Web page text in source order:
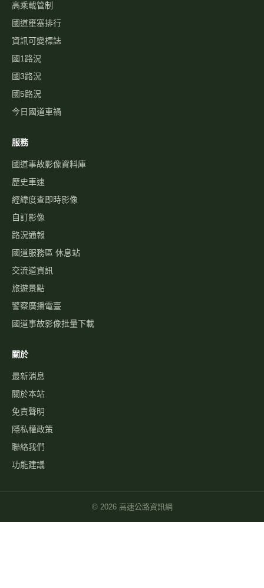
高乘載管制
國道壅塞排行
資訊可變標誌
國1路況
國3路況
國5路況
今日國道車禍
服務
國道事故影像資料庫
歷史車速
經緯度查即時影像
自訂影像
路況通報
國道服務區 休息站
交流道資訊
旅遊景點
警察廣播電臺
國道事故影像批量下載
關於
最新消息
關於本站
免責聲明
隱私權政策
聯絡我們
功能建議
© 2026高速公路資訊網